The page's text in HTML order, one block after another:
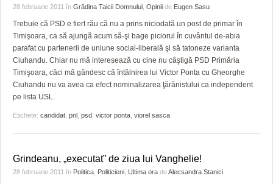
PE SURSE
JOCURI ONLINE
INVATAMANT
CLIPURI VIDEO
DIVERSE
28 februarie 2011 în Grădina Taicii Domnului Opinii de Eugen Sasu
Trebuie că PSD e fiert rău că nu a prins niciodată un post de primar în
Timişoara, ca să ajungă acum să-şi bage piciorul în cuvântul de-abia
parafat cu partenerii de uniune social-liberală şi să tatoneze varianta
Ciuhandu. Chiar nu mă interesează cu cine nu câştigă PSD Primăria
Timişoara, căci mă gândesc că întâlnirea lui Victor Ponta cu Gheorghe
Ciuhandu nu va avea ca efect nominalizarea ţărănistului ca independent
pe lista USL.
Etichete: candidat pnl psd victor ponta viorel sasca
Grindeanu, „executat” de ziua lui Vanghelie!
28 februarie 2011 în Politica Politicieni Ultima ora deAlecsandra Stanici